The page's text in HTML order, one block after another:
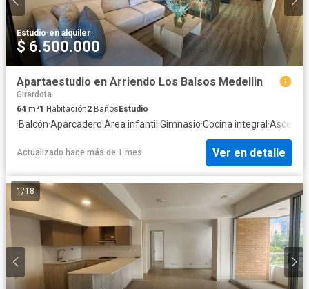
Estudio·en alquiler
$ 6.500.000
Apartaestudio en Arriendo Los Balsos Medellin
Girardota
64 m²1 Habitación2 Baños Estudio
·Balcón·Aparcadero·Área infantil ·Gimnasio·Cocina integral ·
Actualizado hace más de 1 mes Ver en detalle
1 /18